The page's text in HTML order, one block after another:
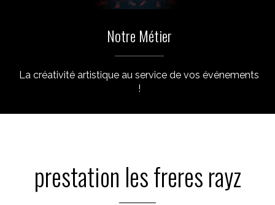
Notre Métier
La créativité artistique au service de vos événements
!
prestation les freres rayz